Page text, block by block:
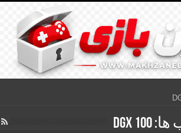
ها:DGX 100